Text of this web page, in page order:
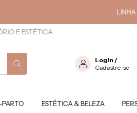
LINHA COMPLETA DE
E ESTÉTICA
Login /
Cadastre-se
PARTO ESTÉTICA & BELEZA